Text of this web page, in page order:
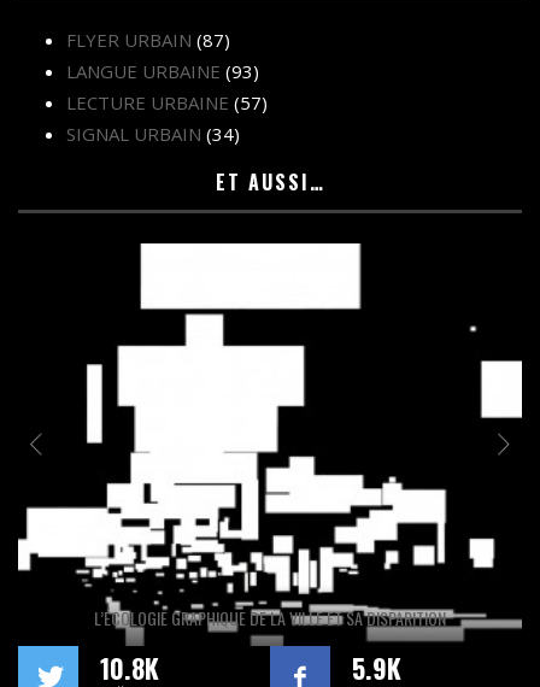
FLYER URBAIN (87)
LANGUE URBAINE (93)
LECTURE URBAINE (57)
SIGNAL URBAIN (34)
ET AUSSI…
L’ÉCOLOGIE GRAPHIQUE DE LA VILLE ET SA DISPARITION
10.8K 5.9K